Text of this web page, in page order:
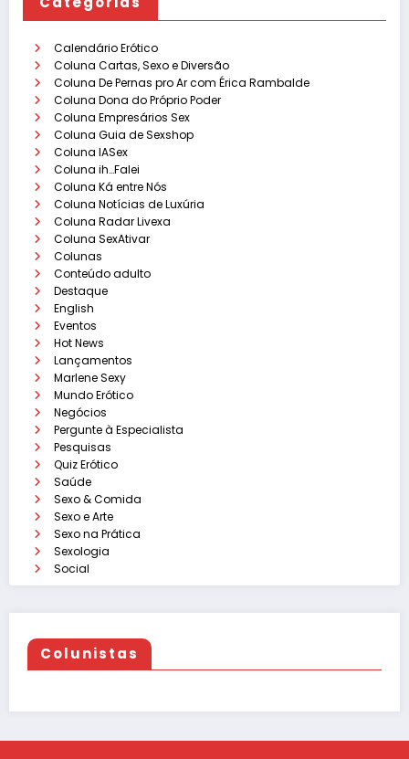
Calendário Erótico
Coluna Cartas, Sexo e Diversão
Coluna De Pernas pro Ar com Érica Rambalde
Coluna Dona do Próprio Poder
Coluna Empresários Sex
Coluna Guia de Sexshop
Coluna IASex
Coluna ih…Falei
Coluna Ká entre Nós
Coluna Notícias de Luxúria
Coluna Radar Livexa
Coluna SexAtivar
Colunas
Conteúdo adulto
Destaque
English
Eventos
Hot News
Lançamentos
Marlene Sexy
Mundo Erótico
Negócios
Pergunte à Especialista
Pesquisas
Quiz Erótico
Saúde
Sexo & Comida
Sexo e Arte
Sexo na Prática
Sexologia
Social
Colunistas